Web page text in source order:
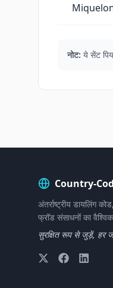
नोट: ये सेंट
Country-
अंतर्राष्ट्रीय डायलिंग
फ्रॉड संसाधनों का
सुरक्षित रूप से जुड़ें, हर